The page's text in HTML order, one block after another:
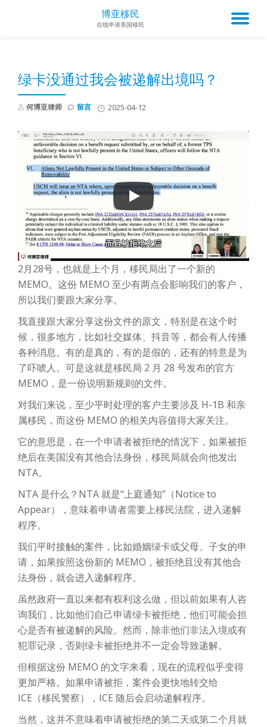
博亚移民
在线申请美国移民
绿卡没通过我会被递解出境吗？
何博亚律师 2025-04-12
留言
2月28号，也就是上个月，移民局出了一个新的
MEMO。这份 MEMO 至少有两点会影响我们的客户，
所以我们要跟大家分享。
我直接跟大家分享这份文件的原文，特别是在这个时
候，很多地方，比如社交媒体、抖音等，都会有人传播
各种消息。有的是真的，有的是假的，还有的特意是为
了吓唬人。可是这就是移民局 2 月 28 号发布的官方
MEMO，是一份说明新规则的文件。
对我们来说，至少平时处理的客户主要涉及 H-1B 和亲
属移民，而这份 MEMO 的相关内容值得大家关注。
它的意思是，在一个申请者被拒绝的情况下，如果被拒
绝后在美国没有其他合法身份，移民局就会向他发出
NTA。
NTA 是什么？NTA 就是“上庭通知”（Notice to
Appear），意味着申请者需要上移民法院，进入递解
程序。
我们平时接触的案件，比如婚姻绿卡或父母、子女的申
请，如果按照这份新的 MEMO，被拒绝且没有其他合
法身份，就会进入递解程序。
虽然政府一直以来都有权利这么做，但以前如果有人咨
询我们，比如他们自己申请绿卡被拒绝，他们可能会担
心是否有被递解的风险。然而，除非他们非法入境或有
犯罪记录，否则绿卡被拒绝并不一定会导致递解。
但根据这份 MEMO 的文字来看，现在的流程似乎变得
更加严格。如果申请被拒，案件会更快地转交给
ICE（移民警察），ICE 随后会启动递解程序。
当然，这并不意味着申请被拒绝的第二天或第二个月就